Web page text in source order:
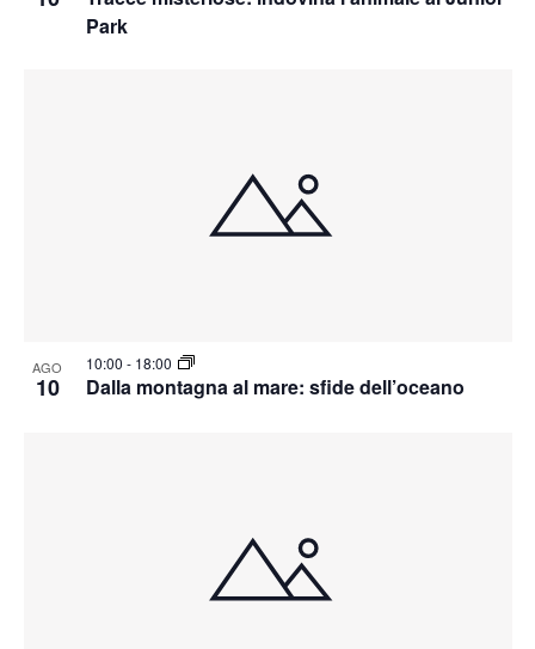
Park
AGO
10 Dalla montagna al mare: sfide dell’oceano
10:00 - 18:00